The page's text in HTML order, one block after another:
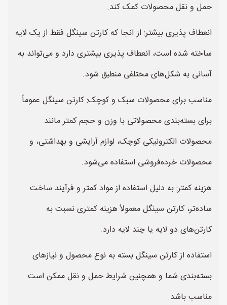
حمل و نقل محصولات کمک کند.
انعطاف پذیری بیشتر: از آنجا که کارتن سینگل فقط از یک لایه
ساخته شده است، انعطاف پذیری بیشتری دارد و می‌تواند به
آسانی به شکل‌های مختلفی منطبق شود.
مناسب برای محصولات سبک و کوچک: کارتن سینگل عموماً
برای بسته‌بندی محصولاتی با وزن و حجم کمتر مانند
محصولات الکترونیکی کوچک، لوازم آرایشی و بهداشتی، و
محصولات خرده‌فروشی استفاده می‌شود.
هزینه کمتر: به دلیل استفاده از مواد کمتر و فرآیند ساخت
ساده‌تر، کارتن سینگل معمولاً هزینه کمتری نسبت به
کارتن‌های دو لایه یا چند لایه دارد.
استفاده از کارتن سینگل بسته به نوع محصول و نیازهای
بسته‌بندی شما و همچنین شرایط حمل و نقل ممکن است
مناسب باشد.